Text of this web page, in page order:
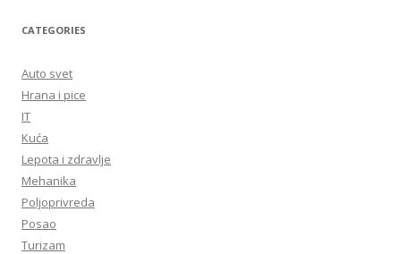
CATEGORIES
Auto svet
Hrana i pice
IT
Kuća
Lepota i zdravlje
Mehanika
Poljoprivreda
Posao
Turizam